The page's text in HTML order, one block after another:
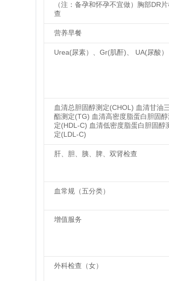
（注：备孕和怀孕不宜做）胸部DR
查
营养早餐
Urea(尿素）、Gr(肌酐)、 UA(尿酸）
血清总胆固醇测定(CHOL) 血清甘油
酯测定(TG) 血清高密度脂蛋白胆固醇
定(HDL-C) 血清低密度脂蛋白胆固醇
定(LDL-C)
肝、胆、胰、脾、双肾检查
血常规（五分类）
增值服务
外科检查（女）